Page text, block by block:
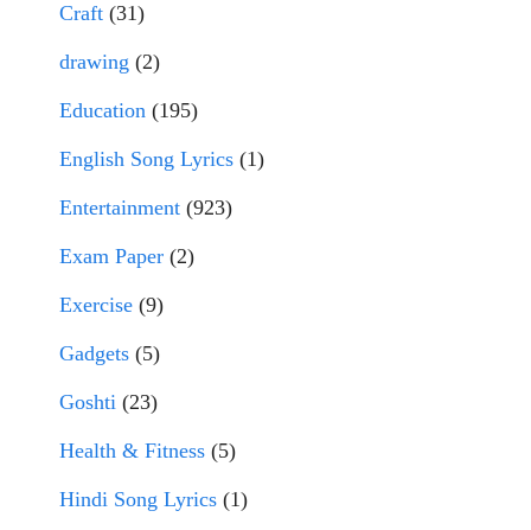
Craft (31)
drawing (2)
Education (195)
English Song Lyrics (1)
Entertainment (923)
Exam Paper (2)
Exercise (9)
Gadgets (5)
Goshti (23)
Health & Fitness (5)
Hindi Song Lyrics (1)